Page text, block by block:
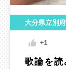
大分県立別
+1
歌論を